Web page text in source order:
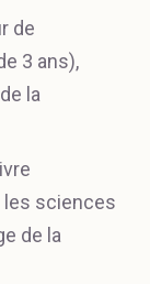
de
3 ans),
la
les sciences
de la